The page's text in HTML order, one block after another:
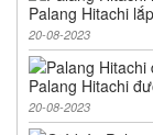
Palang Hitachi
20-08-2023
Palang Hitachi
20-08-2023